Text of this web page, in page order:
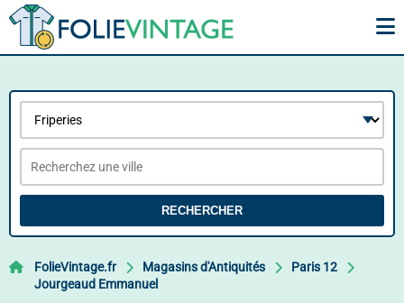
RECHERCHER
FolieVintage.fr Magasins d'Antiquités
Paris 12
Jourgeaud Emmanuel